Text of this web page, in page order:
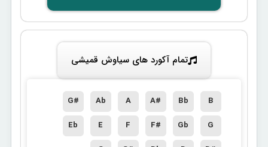
تمام آکورد های سیاوش قمیشی
B
Bb
A#
A
Ab
G#
G
Gb
F#
F
E
Eb